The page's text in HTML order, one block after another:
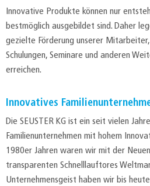
Innovative Produkte können nur
bestmöglich ausgebildet sind. Daher
gezielte Förderung unserer
Schulungen, Seminare und anderen
erreichen.
Innovatives
Die SEUSTER KG ist ein seit vielen
Familienunternehmen mit hohem
1980er Jahren waren wir mit der
transparenten Schnelllauftores
Unternehmensgeist haben wir bis